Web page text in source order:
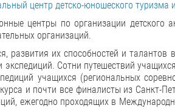
центр детско-юношеского туризма
центры по организации детского
организаций.
развития их способностей и талантов
Сотни путешествий
учащихся (региональных
и почти все финалисты из Санкт-
ежегодно проходящих в